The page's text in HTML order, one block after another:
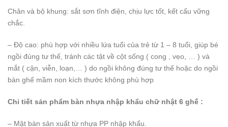
Chân và bộ khung: sắt sơn tĩnh điện, chịu lực tốt, kết cấu vững
chắc.
– Độ cao: phù hợp với nhiều lứa tuổi của trẻ từ 1 – 8 tuổi, giúp bé
ngồi đúng tư thế, tránh các tật về cột sống ( cong , vẹo, … ) và
mắt ( cận, viễn, loạn,… ) do ngồi không đúng tư thế hoặc do ngồi
bàn ghế mầm non kích thước không phù hợp
Chi tiết sản phẩm bàn nhựa nhập khẩu chữ nhật 6 ghế :
– Mặt bàn sản xuất từ nhựa PP nhập khẩu.